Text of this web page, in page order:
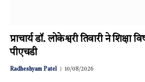
प्राचार्य डॉ. लोकेश्वरी तिवारी ने शिक्षा
पीएचडी
Radheshyam Patel 10/08/2026